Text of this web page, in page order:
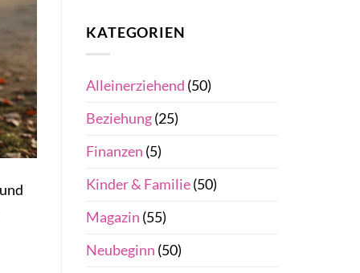
KATEGORIEN
Alleinerziehend (50)
Beziehung(25)
Finanzen (5)
Kinder & Familie(50)
Magazin (55)
Neubeginn (50)